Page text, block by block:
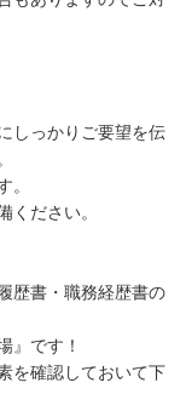
しっかりご要望を伝
。
ください。
歴書・職務経歴書の
』です！
を確認しておいて下